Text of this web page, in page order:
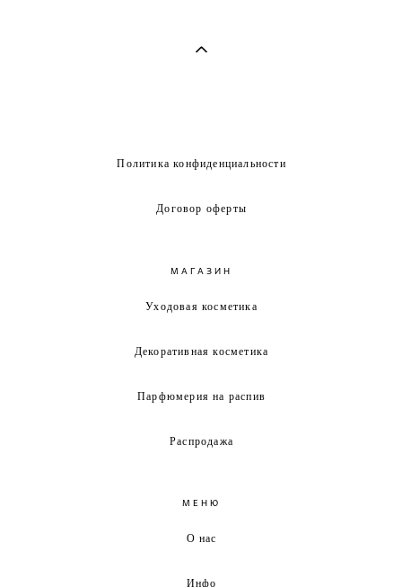
Политика конфиденциальности
Договор оферты
МАГАЗИН
Уходовая косметика
Декоративная косметика
Парфюмерия на распив
Распродажа
МЕНЮ
О нас
Инфо